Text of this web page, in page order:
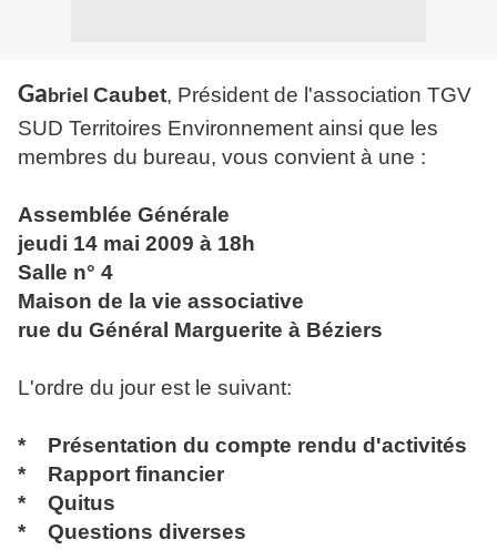
Gabriel Caubet, Président de l'association TGV
SUD Territoires Environnement ainsi que les
membres du bureau, vous convient à une :
Assemblée Générale
jeudi 14 mai 2009 à 18h
Salle n° 4
Maison de la vie associative
rue du Général Marguerite à Béziers
L'ordre du jour est le suivant:
* Présentation du compte rendu d'activités
* Rapport financier
* Quitus
* Questions diverses